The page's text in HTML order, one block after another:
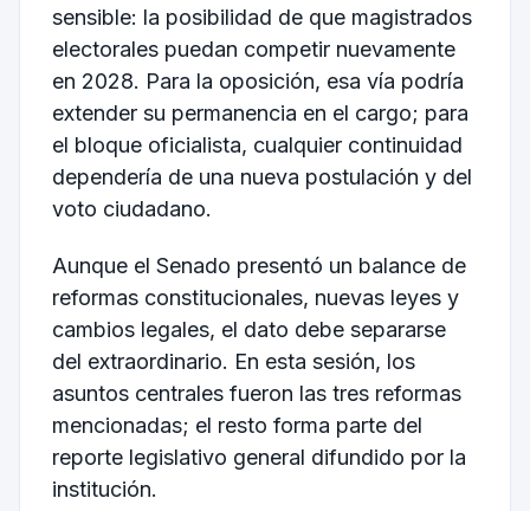
sensible: la posibilidad de que magistrados
electorales puedan competir nuevamente
en 2028. Para la oposición, esa vía podría
extender su permanencia en el cargo; para
el bloque oficialista, cualquier continuidad
dependería de una nueva postulación y del
voto ciudadano.
Aunque el Senado presentó un balance de
reformas constitucionales, nuevas leyes y
cambios legales, el dato debe separarse
del extraordinario. En esta sesión, los
asuntos centrales fueron las tres reformas
mencionadas; el resto forma parte del
reporte legislativo general difundido por la
institución.